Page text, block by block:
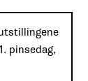
pinsedag,